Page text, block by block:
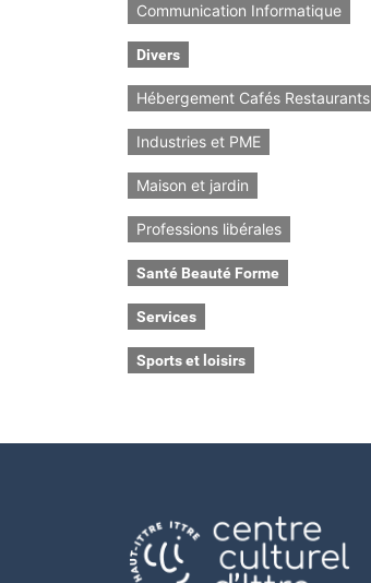
Communication Informatique
Divers
Hébergement Cafés Restaurants
Industries et PME
Maison et jardin
Professions libérales
Santé Beauté Forme
Services
Sports et loisirs